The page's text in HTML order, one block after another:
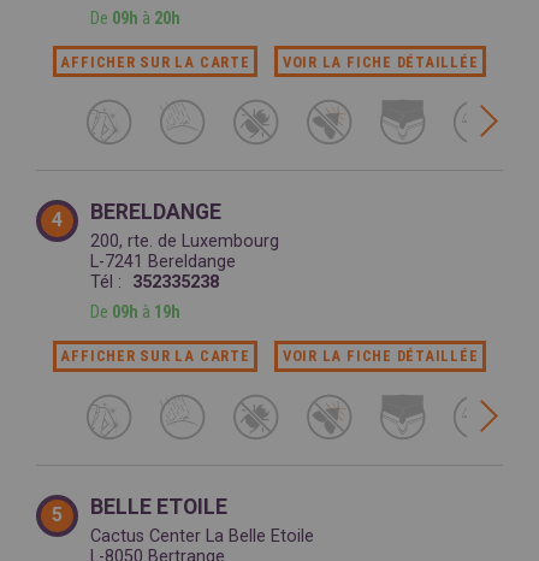
De 09h à 20h
AFFICHER SUR LA CARTE VOIR LA FICHE DÉTAILLÉE
4 BERELDANGE
200, rte. de Luxembourg
L-7241 Bereldange
Tél :
352335238
De 09h à 19h
AFFICHER SUR LA CARTE VOIR LA FICHE DÉTAILLÉE
5 BELLE ETOILE
Cactus Center La Belle Etoile
L-8050 Bertrange